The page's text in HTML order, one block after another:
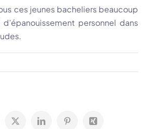
ces jeunes bacheliers beaucoup
personnel dans
X LinkedInPinterestXing